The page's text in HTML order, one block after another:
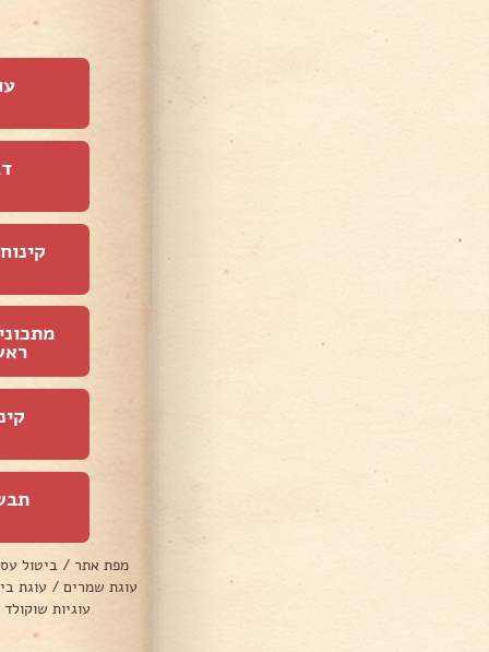
מפת אתר / ביטול
עוגת שמרים / עוגת
עוגיות